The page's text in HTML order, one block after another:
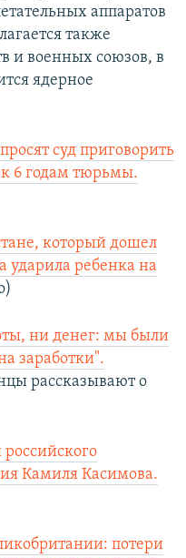
аппаратов
также
и военных союзов, в
ядерное
суд приговорить
к 6 годам тюрьмы.
который дошел
ребенка на
ни денег: мы были
заработки".
рассказывают о
Камиля Касимова.
потери